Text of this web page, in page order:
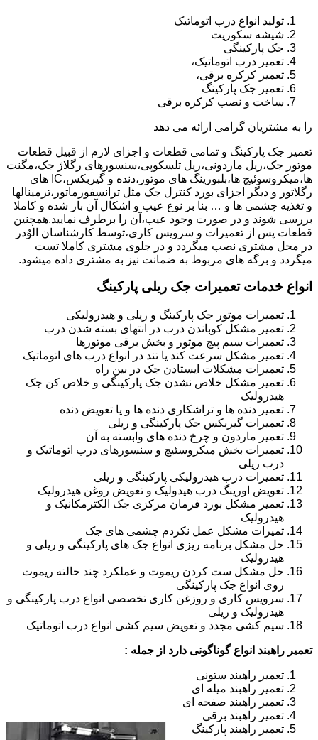
تولید انواع درب اتوماتیک
شیشه سکوریت
جک پارکینگی
تعمیر درب اتوماتیک،
تعمیر کرکره برقی،
تعمیر جک پارکینگ
ساخت و نصب کرکره برقی
را به مشتریان گرامی ارائه می دهد
تعمیر جک پارکینگ و تمامی قطعات و اجزای لازم از قبیل قطعات
موتور جک،ریل ماردونی،ریل تلسکوپی،سنسورهای رگلاژ جک،مگنت
ها،میکروسوئیچ ها،بلبورینگ های موتور،دنده و گیربکس،IC های
رگلاتور و دیگر اجزای بورد کنترل جک مثل ترانسفورماتور،ترمینالها
و تغذیه چشمی ها و … بنا بر نوع عیب و اشکال آن باز شده و کاملا
بررسی شوند و در صورت وجود عیب،آن را برطرف نمایید.همچنین
قطعات پس از تعمیرات و سرویس کاری،توسط کارشناسان الوُدر
در محل مشتری نصب میگردد و در جلوی مشتری کاملا تست
میگردد و برگه های مربوط به ضمانت نیز به مشتری داده میشود.
انواع خدمات تعمیرات جک ریلی پارکینگ
تعمیرات موتور جک پارکینگ و ریلی و هیدرولیکی
تعمیر مشکل کوباندن درب در انتهای بسته شدن درب
تعمیرات سیم پیچ موتور و بخش برقی موتورها
تعمیر مشکل سرعت کند یا تند در انواع درب های اتوماتیک
تعمیرات مشکلات ایستادن جک در بین راه
تعمیر مشکل خلاص نشدن جک پارکینگی و خلاص کن جک
هیدرولیک
تعمیر دنده ها و تراشکاری دنده ها و یا تعویض دنده
تعمیرات گیربکس جک پارکینگی و ریلی
تعمیر ماردون و چرخ دنده های وابسته به آن
تعمیرات بخش میکروسئیچ و سنسورهای درب اتوماتیک و
درب ریلی
تعمیرات درب هیدرولیکی پارکینگی و ریلی
تعویض اورینگ درب هیدولیک و تعویض روغن هیدرولیک
تعمیر مشکل بورد فرمان مرکزی جک الکترمکانیک و
هیدرولیک
تمیرات مشکل عمل نکردم چشمی های جک
حل مشکل برنامه ریزی انواع جک های پارکینگی و ریلی و
هیدرولیک
حل مشکل ست کردن ریموت و عملکرد چند حالته ریموت
روی انواع جک پارکینگی
سرویس کاری و روزغن کاری تخصصی انواع درب پارکینگی و
هیدرولیک و ریلی
سیم کشی مجدد و تعویض سیم کشی انواع درب اتوماتیک
تعمیر راهبند انواع گوناگونی دارد از جمله :
تعمیر راهبند ستونی
تعمیر راهبند میله ای
تعمیر راهبند صفحه ای
تعمیر راهبند برقی
تعمیر راهبند پارکینگ